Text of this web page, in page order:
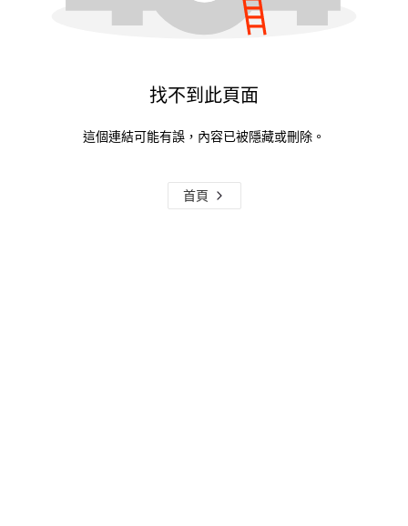
找不到此頁面
這個連結可能有誤，內容已被隱藏或刪除。
首頁